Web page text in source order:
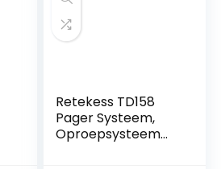
Retekess TD158
Pager Systeem,
Oproepsysteem